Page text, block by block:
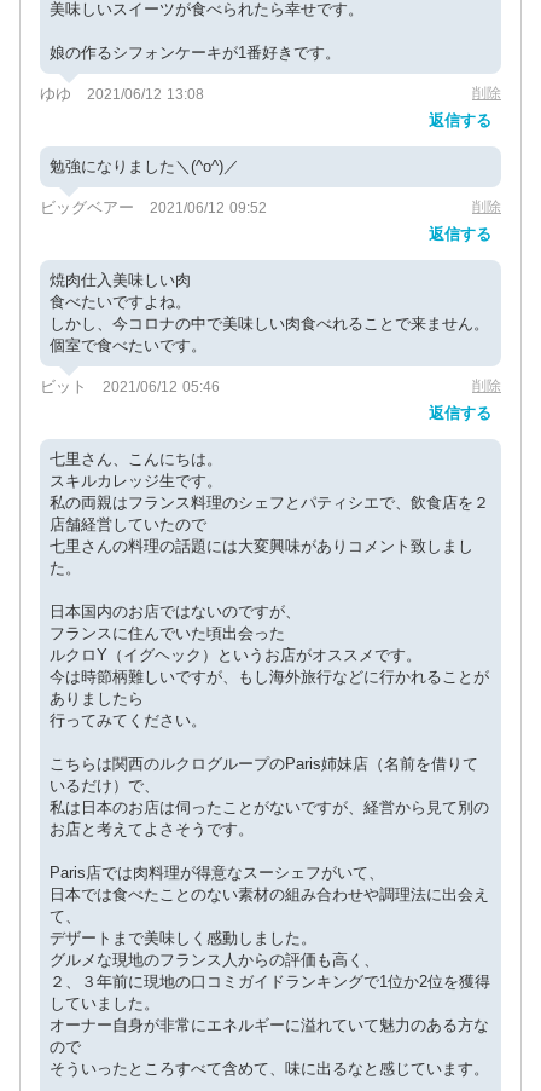
美味しいスイーツが食べられたら幸せです。
娘の作るシフォンケーキが1番好きです。
ゆゆ 2021/06/12 13:08 削除
返信する
勉強になりました＼(^o^)／
ビッグベアー 2021/06/12 09:52 削除
返信する
焼肉仕入美味しい肉
食べたいですよね。
しかし、今コロナの中で美味しい肉食べれることで来ません。
個室で食べたいです。
ビット 2021/06/12 05:46 削除
返信する
七里さん、こんにちは。
スキルカレッジ生です。
私の両親はフランス料理のシェフとパティシエで、飲食店を２
店舗経営していたので
七里さんの料理の話題には大変興味がありコメント致しまし
た。
日本国内のお店ではないのですが、
フランスに住んでいた頃出会った
ルクロY（イグヘック）というお店がオススメです。
今は時節柄難しいですが、もし海外旅行などに行かれることが
ありましたら
行ってみてください。
こちらは関西のルクログループのParis姉妹店（名前を借りて
いるだけ）で、
私は日本のお店は伺ったことがないですが、経営から見て別の
お店と考えてよさそうです。
Paris店では肉料理が得意なスーシェフがいて、
日本では食べたことのない素材の組み合わせや調理法に出会え
て、
デザートまで美味しく感動しました。
グルメな現地のフランス人からの評価も高く、
２、３年前に現地の口コミガイドランキングで1位か2位を獲得
していました。
オーナー自身が非常にエネルギーに溢れていて魅力のある方な
ので
そういったところすべて含めて、味に出るなと感じています。